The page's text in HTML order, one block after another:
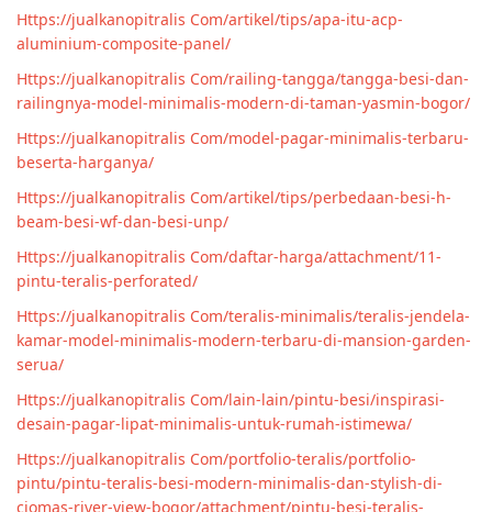
Https://jualkanopitralis Com/artikel/tips/apa-itu-acp-
aluminium-composite-panel/
Https://jualkanopitralis Com/railing-tangga/tangga-besi-dan-
railingnya-model-minimalis-modern-di-taman-yasmin-bogor/
Https://jualkanopitralis Com/model-pagar-minimalis-terbaru-
beserta-harganya/
Https://jualkanopitralis Com/artikel/tips/perbedaan-besi-h-
beam-besi-wf-dan-besi-unp/
Https://jualkanopitralis Com/daftar-harga/attachment/11-
pintu-teralis-perforated/
Https://jualkanopitralis Com/teralis-minimalis/teralis-jendela-
kamar-model-minimalis-modern-terbaru-di-mansion-garden-
serua/
Https://jualkanopitralis Com/lain-lain/pintu-besi/inspirasi-
desain-pagar-lipat-minimalis-untuk-rumah-istimewa/
Https://jualkanopitralis Com/portfolio-teralis/portfolio-
pintu/pintu-teralis-besi-modern-minimalis-dan-stylish-di-
ciomas-river-view-bogor/attachment/pintu-besi-teralis-